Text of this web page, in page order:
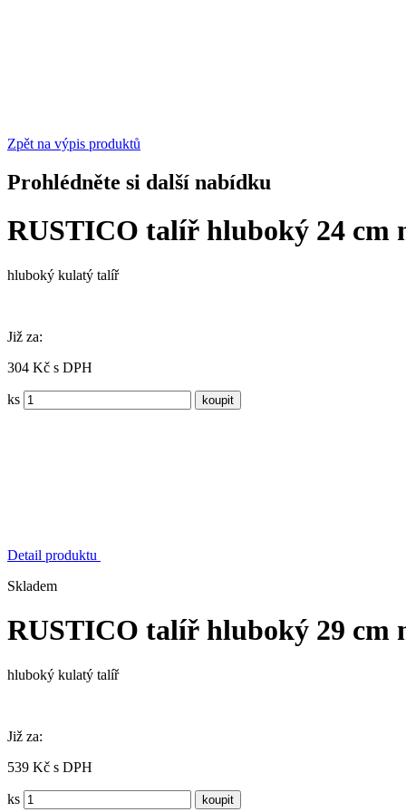
Zpět na výpis produktů
Prohlédněte si další nabídku
RUSTICO talíř hluboký 24 cm
hluboký kulatý talíř
Již za:
304 Kč s DPH
ks
Detail produktu
Skladem
RUSTICO talíř hluboký 29 cm
hluboký kulatý talíř
Již za:
539 Kč s DPH
ks